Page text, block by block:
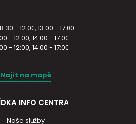
- 12:00, 13:00 - 17:00
- 12:00, 14:00 - 17:00
- 12:00, 14:00 - 17:00
Najít na mapě
INFO CENTRA
Naše služby